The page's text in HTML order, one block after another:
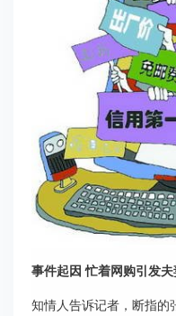
事件起因 忙着网购引发
知情人告诉记者，断指的